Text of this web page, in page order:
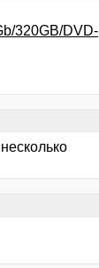
320GB/DVD-